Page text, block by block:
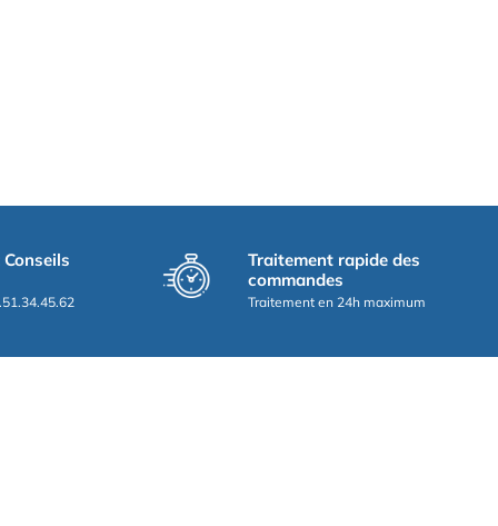
Traitement rapide des
commandes
Traitement en 24h maximum